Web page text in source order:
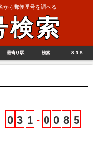
から郵便番号を調べる
検索
最寄り駅 検索 ＳＮＳ
0 3 1 - 0 0 8 5